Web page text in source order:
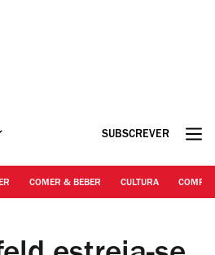
SUBSCREVER
COMER & BEBER CULTURA